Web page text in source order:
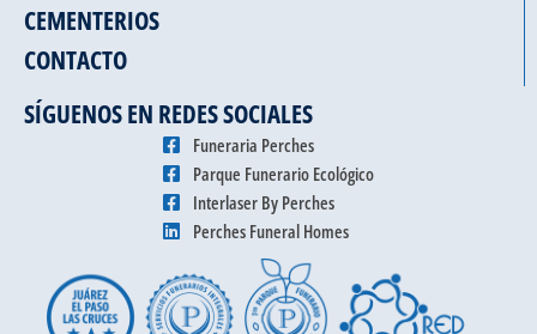
CEMENTERIOS
CONTACTO
SÍGUENOS EN REDES SOCIALES
Funeraria Perches
Parque Funerario Ecológico
Interlaser By Perches
Perches Funeral Homes